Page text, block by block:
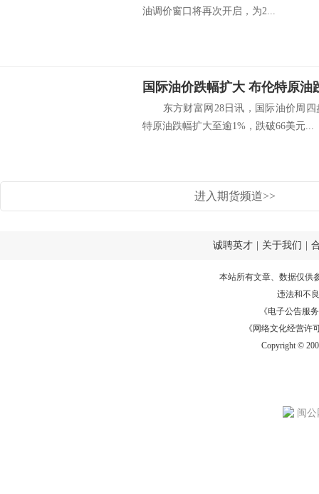
油调价窗口将再次开启，为2...
国际油价跌幅扩大 布伦特原油
东方财富网28日讯，国际油价周四
特原油跌幅扩大至逾1%，跌破66美元...
进入期货频道>>
诚聘英才 关于我们
本站所有文章、数据仅供
违法和不
《电子公告服务
《网络文化经营许
Copyright ©
闽公